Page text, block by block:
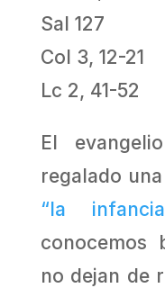
Sal 127
Col 3, 12-21
Lc 2, 41-52
El
regalado
“la
conocemos
no dejan de